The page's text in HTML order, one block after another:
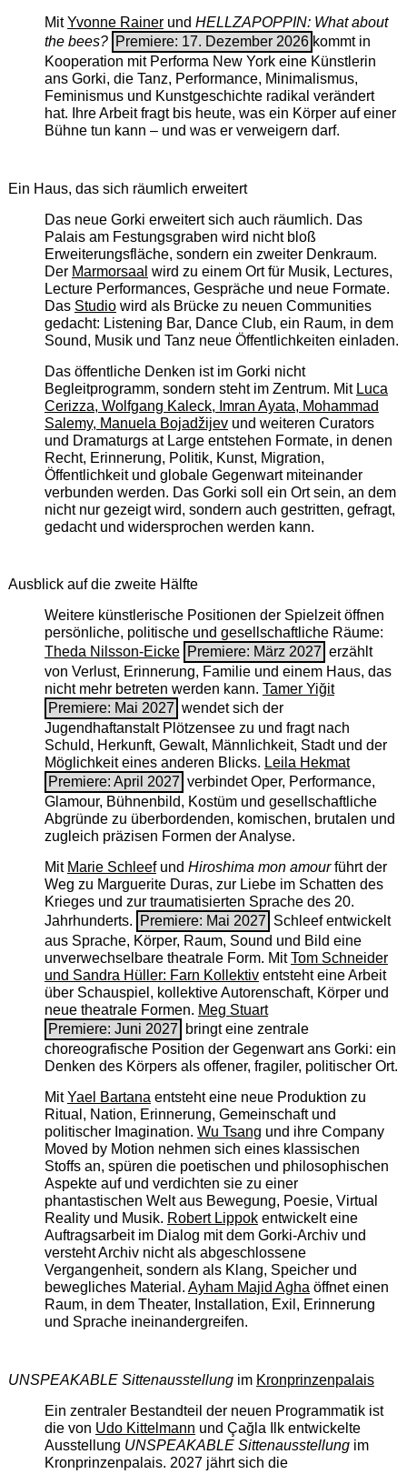
MitYvonne Rainerund HELLZAPOPPIN: What about
the bees? Premiere: 17. Dezember 2026 kommt in
Kooperation mit Performa New York eine Künstlerin
ans Gorki, die Tanz, Performance, Minimalismus,
Feminismus und Kunstgeschichte radikal verändert
hat. Ihre Arbeit fragt bis heute, was ein Körper auf einer
Bühne tun kann – und was er verweigern darf.
Ein Haus, das sich räumlich erweitert
Das neue Gorki erweitert sich auch räumlich. Das
Palais am Festungsgraben wird nicht bloß
Erweiterungsfläche, sondern ein zweiter Denkraum.
Der Marmorsaal wird zu einem Ort für Musik, Lectures,
Lecture Performances, Gespräche und neue Formate.
Das Studiowird als Brücke zu neuen Communities
gedacht: Listening Bar, Dance Club, ein Raum, in dem
Sound, Musik und Tanz neue Öffentlichkeiten einladen.
Das öffentliche Denken ist im Gorki nicht
Begleitprogramm, sondern steht im Zentrum. Mit Luca
Cerizza, Wolfgang Kaleck, Imran Ayata, Mohammad
Salemy, Manuela Bojadžijevund weiteren Curators
und Dramaturgs at Large entstehen Formate, in denen
Recht, Erinnerung, Politik, Kunst, Migration,
Öffentlichkeit und globale Gegenwart miteinander
verbunden werden. Das Gorki soll ein Ort sein, an dem
nicht nur gezeigt wird, sondern auch gestritten, gefragt,
gedacht und widersprochen werden kann.
Ausblick auf die zweite Hälfte
Weitere künstlerische Positionen der Spielzeit öffnen
persönliche, politische und gesellschaftliche Räume:
Theda Nilsson-Eicke Premiere: März 2027 erzählt
von Verlust, Erinnerung, Familie und einem Haus, das
nicht mehr betreten werden kann. Tamer Yiğit
Premiere: Mai 2027 wendet sich der
Jugendhaftanstalt Plötzensee zu und fragt nach
Schuld, Herkunft, Gewalt, Männlichkeit, Stadt und der
Möglichkeit eines anderen Blicks. Leila Hekmat
Premiere: April 2027 verbindet Oper, Performance,
Glamour, Bühnenbild, Kostüm und gesellschaftliche
Abgründe zu überbordenden, komischen, brutalen und
zugleich präzisen Formen der Analyse.
Mit Marie Schleefund Hiroshima mon amourführt der
Weg zu Marguerite Duras, zur Liebe im Schatten des
Krieges und zur traumatisierten Sprache des 20.
Jahrhunderts.
Premiere: Mai 2027 Schleef entwickelt
aus Sprache, Körper, Raum, Sound und Bild eine
unverwechselbare theatrale Form. MitTom Schneider
und Sandra Hüller: Farn Kollektiventsteht eine Arbeit
über Schauspiel, kollektive Autorenschaft, Körper und
neue theatrale Formen. Meg Stuart
Premiere: Juni 2027
bringt eine zentrale
choreografische Position der Gegenwart ans Gorki: ein
Denken des Körpers als offener, fragiler, politischer Ort.
MitYael Bartanaentsteht eine neue Produktion zu
Ritual, Nation, Erinnerung, Gemeinschaft und
politischer Imagination. Wu Tsang und ihre Company
Moved by Motion nehmen sich eines klassischen
Stoffs an, spüren die poetischen und philosophischen
Aspekte auf und verdichten sie zu einer
phantastischen Welt aus Bewegung, Poesie, Virtual
Reality und Musik. Robert Lippokentwickelt eine
Auftragsarbeit im Dialog mit dem Gorki-Archiv und
versteht Archiv nicht als abgeschlossene
Vergangenheit, sondern als Klang, Speicher und
bewegliches Material. Ayham Majid Aghaöffnet einen
Raum, in dem Theater, Installation, Exil, Erinnerung
und Sprache ineinandergreifen.
UNSPEAKABLE Sittenausstellungim Kronprinzenpalais
Ein zentraler Bestandteil der neuen Programmatik ist
die von Udo Kittelmann und Çağla Ilk entwickelte
Ausstellung UNSPEAKABLE Sittenausstellungim
Kronprinzenpalais. 2027 jährt sich die